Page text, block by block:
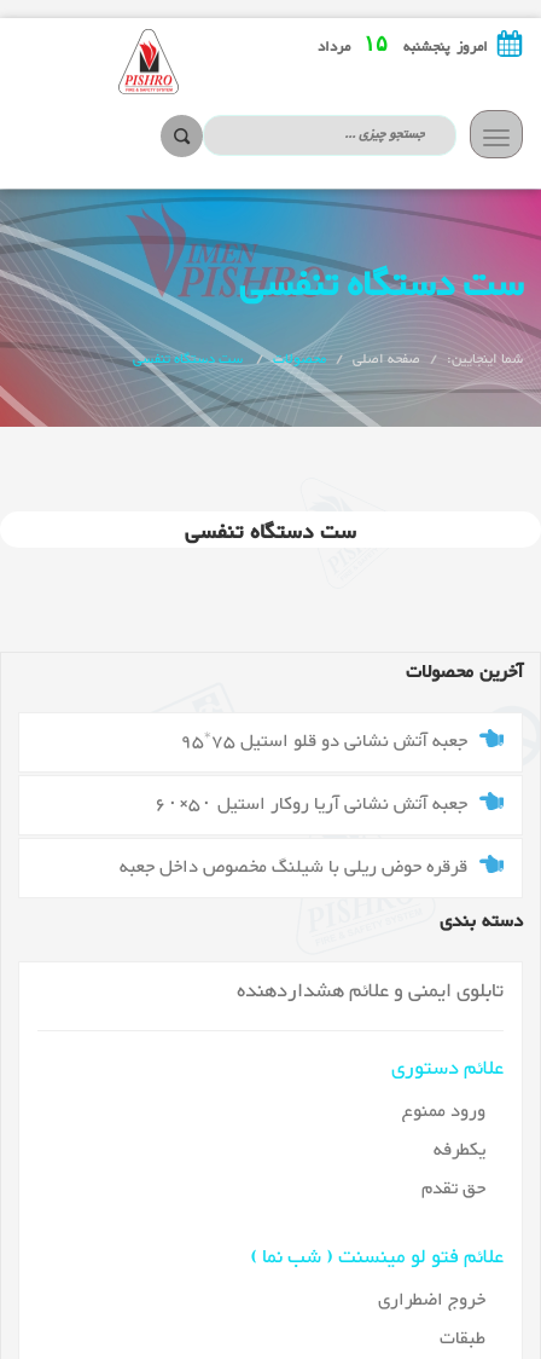
امروز پنجشنبه مرداد
تعویض
ناوبری
ست دستگاه تنفسی
شما اینجایین: صفحه اصلی محصولات ست دستگاه تنفسی
ست دستگاه تنفسی
آخرین محصولات
جعبه آتش نشانی دو قلو استیل 75*95
جعبه آتش نشانی آریا روکار استیل ۵۰×۶۰
قرقره حوض ریلی با شیلنگ مخصوص داخل جعبه
دسته بندی
تابلوی ایمنی و علائم هشداردهنده
علائم دستوری
ورود ممنوع
یکطرفه
حق تقدم
علائم فتو لو مینسنت ( شب نما )
خروج اضطراری
طبقات